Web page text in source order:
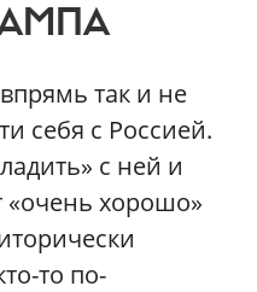
так и не
себя с Россией.
с ней и
«очень хорошо»
то по-